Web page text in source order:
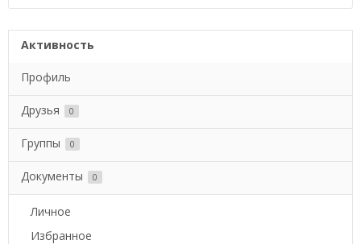
Активность
Профиль
Друзья 0
Группы 0
Документы 0
Личное
Избранное